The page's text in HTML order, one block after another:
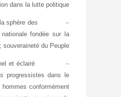
dans la lutte politique ;
–
sphère des
fondée sur la
souveraineté du Peuple ;
–
et éclairé
progressistes dans le
conformément